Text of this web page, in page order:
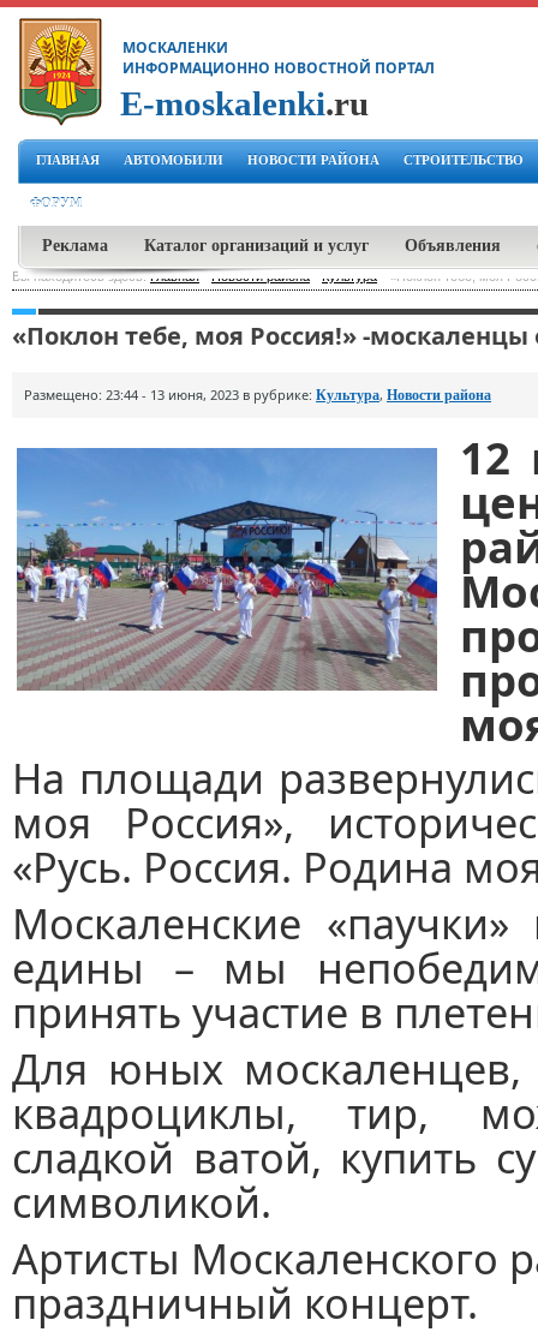
МОСКАЛЕНКИ
ИНФОРМАЦИОННО НОВОСТНОЙ ПОРТАЛ
E-moskalenki.ru
ГЛАВНАЯ АВТОМОБИЛИ НОВОСТИ РАЙОНА СТРОИТЕЛЬСТВО
ФОРУМ
Реклама Каталог организаций и услуг Объявления
Вы находитесь здесь:Главная-Новости района Культура «Поклон тебе, моя
«Поклон тебе, моя Россия!» -
Размещено: 23:44 - 13 июня, 2023 в рубрике: Культура, Новости района
12
На площади
моя Россия»,
«Русь. Россия. Родина
Москаленские
едины – мы
принять участие в
Для юных москаленцев,
квадроциклы, тир,
сладкой ватой, купить
символикой.
Артисты Москаленского
праздничный концерт.